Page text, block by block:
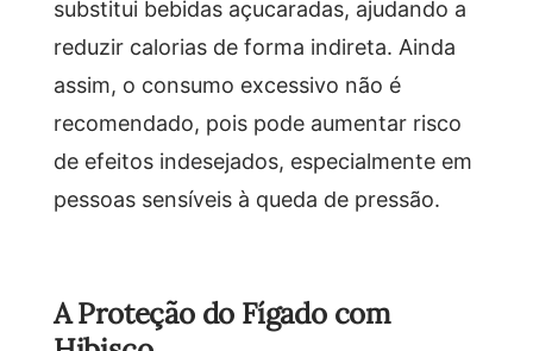
substitui bebidas açucaradas, ajudando a
reduzir calorias de forma indireta. Ainda
assim, o consumo excessivo não é
recomendado, pois pode aumentar risco
de efeitos indesejados, especialmente em
pessoas sensíveis à queda de pressão.
A Proteção do Fígado com